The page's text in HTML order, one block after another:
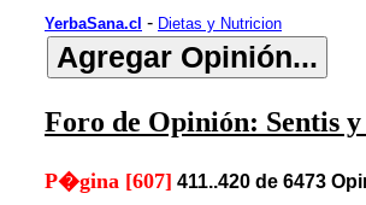
YerbaSana.cl - Dietas y Nutricion
Foro de Opinión: Sentis
P�gina [607] 411..420 de 6473